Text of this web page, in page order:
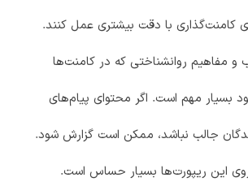
کامنت‌گذاری با دقت بیشتری عمل کنند.
و مفاهیم روانشناختی که در کامنت‌ها
بسیار مهم است. اگر محتوای پیام‌های
جالب نباشد، ممکن است گزارش شود.
روی این ریپورت‌ها بسیار حساس است.